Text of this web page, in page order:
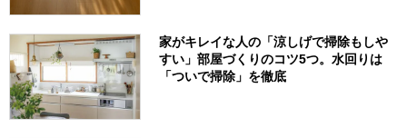
家がキレイな人の「涼しげで掃除もしや
すい」部屋づくりのコツ5つ。水回りは
「ついで掃除」を徹底